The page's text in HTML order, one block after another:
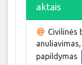
aktais
Civilinės
papildymas